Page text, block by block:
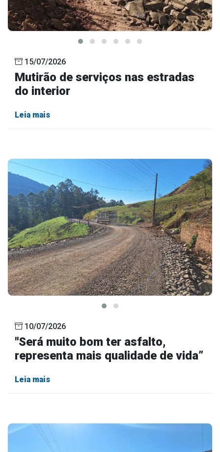
15/07/2026
Mutirão de serviços nas estradas
do interior
Leia mais
10/07/2026
"Será muito bom ter asfalto,
representa mais qualidade de vida”
Leia mais